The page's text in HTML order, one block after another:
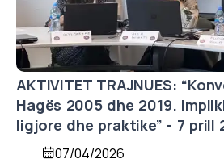
AKTIVITET TRAJNUES:
Hagës 2005 dhe 2019.
ligjore dhe praktike” - 7 prill
07/04/2026